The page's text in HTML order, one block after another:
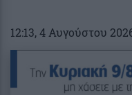
12:13, 4 Αυγούστου